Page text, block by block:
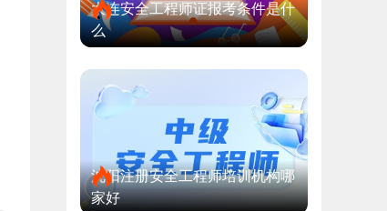
大连安全工程师证报考条件是什
么
沈阳注册安全工程师培训机构哪
家好